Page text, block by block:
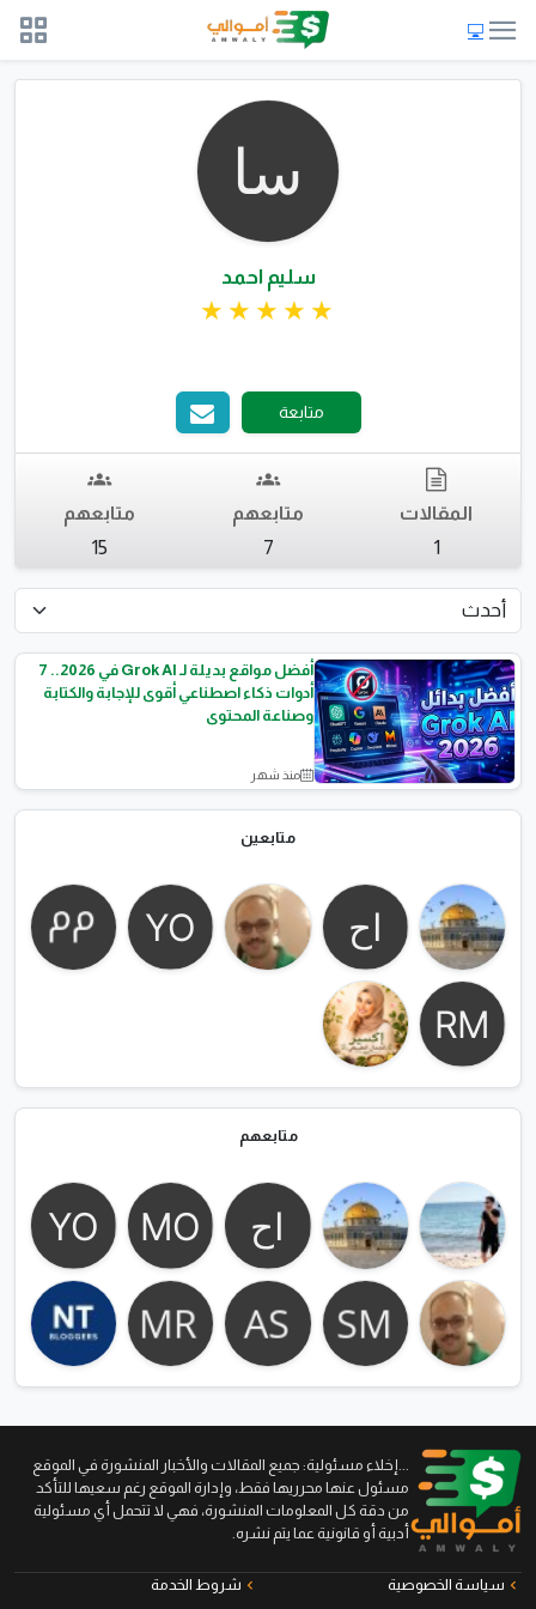
سليم احمد
متابعة
المقالات
1
متابعهم
7
متابعهم
15
متابعين
متابعهم
أتمتة الأعمال والذكاء
الاصطناعي
أفضل مواقع بديلة لـ Grok AI في 2026.. 7
أدوات ذكاء اصطناعي أقوى للإجابة والكتابة
وصناعة المحتوى
منذ شهر
...إخلاء مسئولية: جميع المقالات والأخبار المنشورة في الموقع
مسئول عنها محرريها فقط، وإدارة الموقع رغم سعيها للتأكد
من دقة كل المعلومات المنشورة، فهي لا تتحمل أي مسئولية
أدبية أو قانونية عما يتم نشره.
سياسة الخصوصية شروط الخدمة